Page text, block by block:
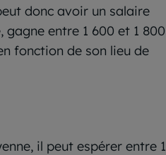
donc avoir un salaire
entre 1 600 et 1 800
fonction de son lieu de
il peut espérer entre 1